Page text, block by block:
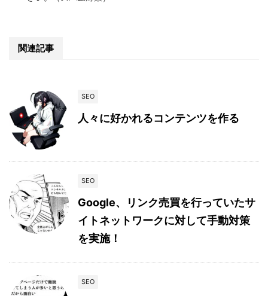
関連記事
SEO
人々に好かれるコンテンツを作る
SEO
Google、リンク売買を行っていたサ
イトネットワークに対して手動対策
を実施！
SEO